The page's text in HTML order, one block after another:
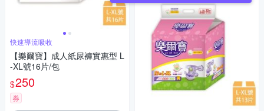
快速導流吸收
【樂爾寶】成人紙尿褲實惠型 L
-XL號16片/包
$250
券